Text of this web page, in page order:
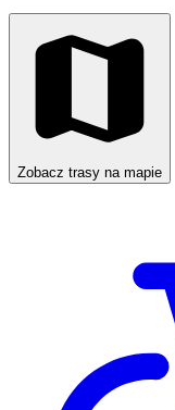
Zobacz trasy na mapie